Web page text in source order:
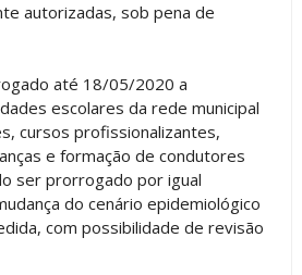
autorizadas, sob pena de
até 18/05/2020 a
escolares da rede municipal
cursos profissionalizantes,
e formação de condutores
ser prorrogado por igual
do cenário epidemiológico
com possibilidade de revisão